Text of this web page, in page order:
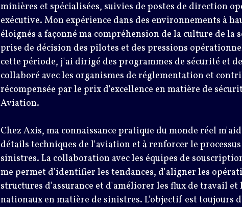
minières et spécialisées, suivies de postes de direction
exécutive. Mon expérience dans des environnements à
éloignés a façonné ma compréhension de la culture de la
prise de décision des pilotes et des pressions
cette période, j'ai dirigé des programmes de sécurité et
collaboré avec les organismes de réglementation et
récompensée par le prix d'excellence en matière de
Aviation.
Chez Axis, ma connaissance pratique du monde réel
détails techniques de l'aviation et à renforcer le
sinistres. La collaboration avec les équipes de
me permet d'identifier les tendances, d'aligner les
structures d'assurance et d'améliorer les flux de travail et
nationaux en matière de sinistres. L'objectif est toujours